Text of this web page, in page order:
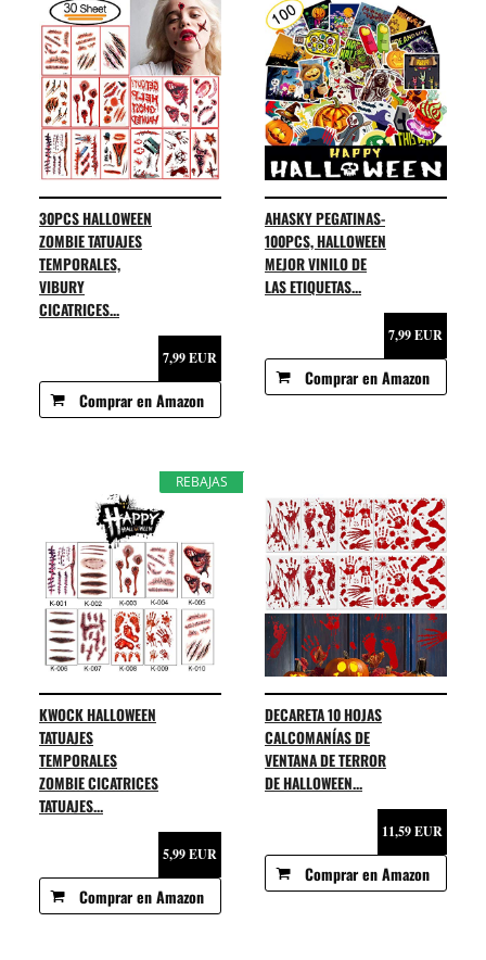
30PCS HALLOWEEN
ZOMBIE TATUAJES
TEMPORALES,
VIBURY
CICATRICES...
7,99 EUR
Comprar en Amazon
AHASKY PEGATINAS-
100PCS, HALLOWEEN
MEJOR VINILO DE
LAS ETIQUETAS...
7,99 EUR
Comprar en Amazon
REBAJAS
KWOCK HALLOWEEN
TATUAJES
TEMPORALES
ZOMBIE CICATRICES
TATUAJES...
5,99 EUR
Comprar en Amazon
DECARETA 10 HOJAS
CALCOMANÍAS DE
VENTANA DE TERROR
DE HALLOWEEN...
11,59 EUR
Comprar en Amazon